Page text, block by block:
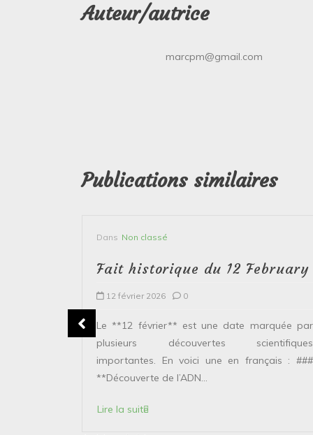
Auteur/autrice
marcpm@gmail.com
Publications similaires
Dans Non classé
Fait historique du 12 February
12 février 2026 0
Le **12 février** est une date marquée par
plusieurs découvertes scientifiques
importantes. En voici une en français : ###
**Découverte de l’ADN...
Lire la suite